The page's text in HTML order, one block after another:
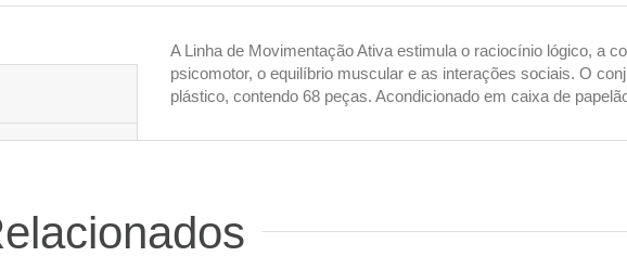
A Linha de Movimentação Ativa estimula o raciocínio lógico, a
psicomotor, o equilíbrio muscular e as interações sociais. O
plástico, contendo 68 peças. Acondicionado em caixa de